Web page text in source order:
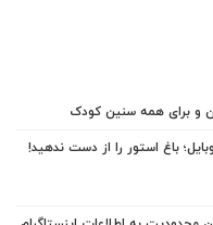
و برای همه سنین کودک
باغ استور را از دست ندهید!